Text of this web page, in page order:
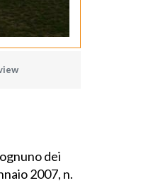
dei
2007, n.